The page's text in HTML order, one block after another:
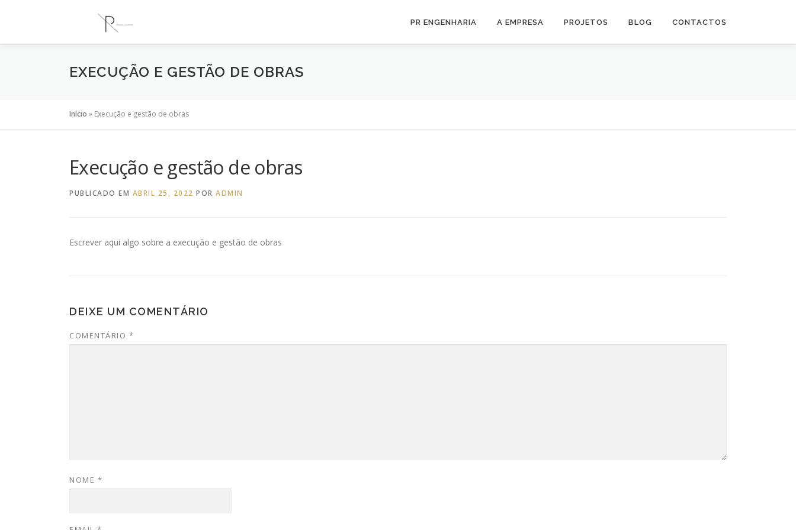
PR ENGENHARIA A EMPRESA PROJETOS BLOG CONTACTOS
EXECUÇÃO E GESTÃO DE OBRAS
Início » Execução e gestão de obras
Execução e gestão de obras
PUBLICADO EM ABRIL 25, 2022 POR ADMIN
Escrever aqui algo sobre a execução e gestão de obras
DEIXE UM COMENTÁRIO
COMENTÁRIO *
NOME *